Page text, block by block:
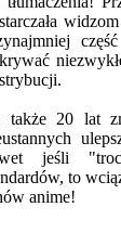
także 20 lat
jeśli
to
anime!